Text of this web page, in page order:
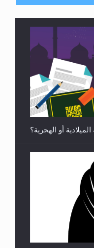
رأيٌ في لغة المسيح الموعود عليه السلام ..«3» نظرة
...**...
أو الهجرية؟